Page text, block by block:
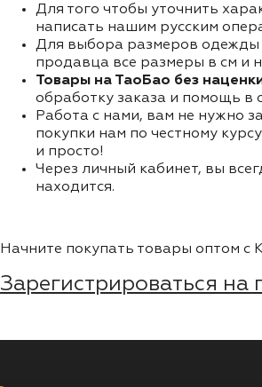
Для того чтобы уточнить
написать нашим русским
Для выбора размеров одежды
продавца все размеры в см и
Товары на ТаоБао без
обработку заказа и помощь в
Работа с нами, вам не нужно
покупки нам по честному
и просто!
Через личный кабинет, вы
находится.
Начните покупать товары оптом с
Зарегистрироваться на